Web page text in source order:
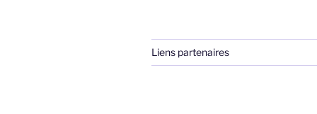
Liens partenaires